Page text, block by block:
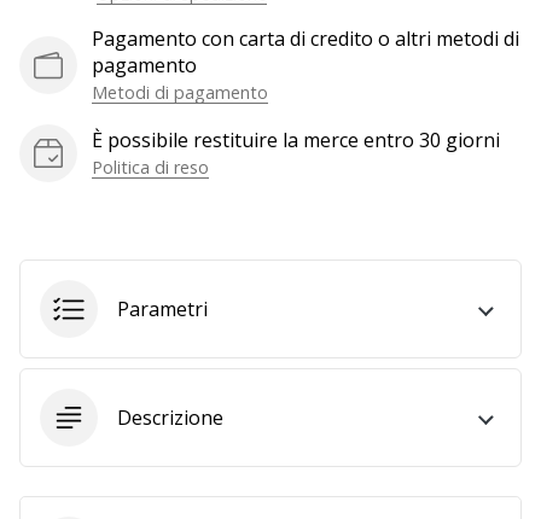
fanatico
dell'handball
come
noi?
a
noi
tutti gli
articoli
Pagamento con carta di credito o altri metodi di
pagamento
Metodi di pagamento
È possibile restituire la merce entro 30 giorni
Politica di reso
Parametri
Descrizione